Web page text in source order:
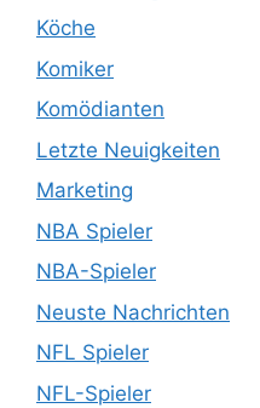
Köche
Komiker
Komödianten
Letzte Neuigkeiten
Marketing
NBA Spieler
NBA-Spieler
Neuste Nachrichten
NFL Spieler
NFL-Spieler